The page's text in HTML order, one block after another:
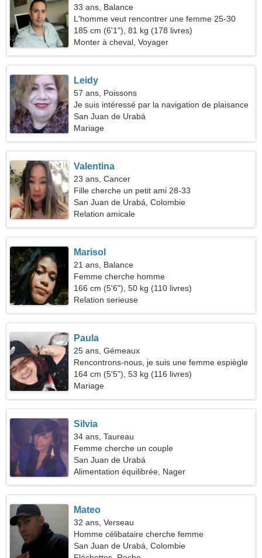
33 ans, Balance
L'homme veut rencontrer une femme 25-30
185 cm (6'1"), 81 kg (178 livres)
Monter à cheval, Voyager
Leidy
57 ans, Poissons
Je suis intéressé par la navigation de plaisance
et la conduite
San Juan de Urabá
Mariage
Valentina
23 ans, Cancer
Fille cherche un petit ami 28-33
San Juan de Urabá, Colombie
Relation amicale
Marisol
21 ans, Balance
Femme cherche homme
166 cm (5'6"), 50 kg (110 livres)
Relation serieuse
Paula
25 ans, Gémeaux
Rencontrons-nous, je suis une femme espiègle
164 cm (5'5"), 53 kg (116 livres)
Mariage
Silvia
34 ans, Taureau
Femme cherche un couple
San Juan de Urabá
Alimentation équilibrée, Nager
Mateo
32 ans, Verseau
Homme célibataire cherche femme
San Juan de Urabá, Colombie